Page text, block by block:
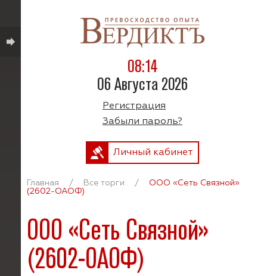
08:14
06 Августа 2026
Регистрация
Забыли пароль?
Личный кабинет
Главная / Все торги /
ООО «Сеть Связной»
(2602-ОАОФ)
ООО «Сеть Связной»
(2602-ОАОФ)